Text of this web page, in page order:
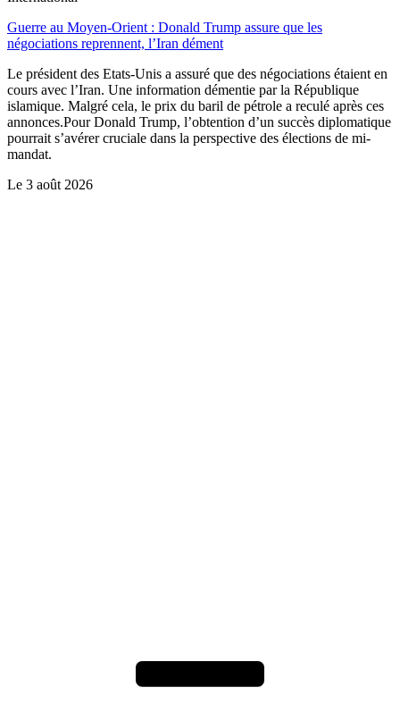
Guerre au Moyen-Orient : Donald Trump assure que les
négociations reprennent, l’Iran dément
Le président des Etats-Unis a assuré que des négociations étaient en
cours avec l’Iran. Une information démentie par la République
islamique. Malgré cela, le prix du baril de pétrole a reculé après ces
annonces.Pour Donald Trump, l’obtention d’un succès diplomatique
pourrait s’avérer cruciale dans la perspective des élections de mi-
mandat.
Le 3 août 2026